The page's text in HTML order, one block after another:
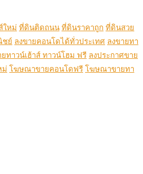
ใหม่ ที่ดินติดถนน ที่ดินราคาถูก ที่ดินสวย
ชย์ ลงขายคอนโดได้ทั่วประเทศ ลงขายทา
ทาวน์เฮ้าส์ ทาวน์โฮม ฟรี ลงประกาศขาย
ม่ โฆษณาขายคอนโดฟรี โฆษณาขายทา